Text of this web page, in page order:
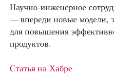
Научно-инженерное
— впереди новые модели,
для повышения
продуктов.
Статья на Хабре